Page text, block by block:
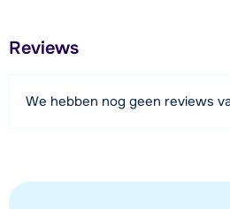
Afstand tot restaurant of bar
650 meter
250 meter
Afstand tot skibushalte
Reviews
We hebben nog geen reviews